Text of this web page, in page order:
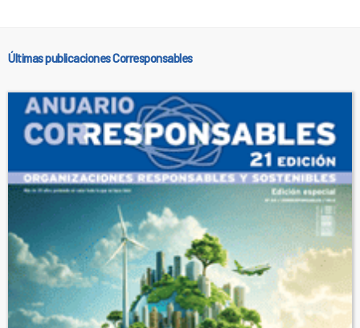
Últimas publicaciones Corresponsables